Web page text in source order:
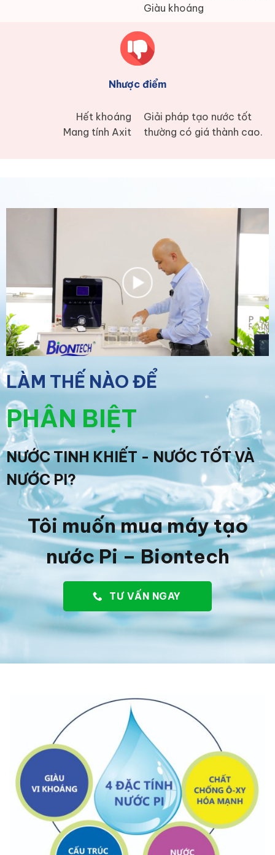
Giàu khoáng
Hết khoáng
Mang tính Axit
Nhược điểm
Giải pháp tạo nước tốt
thường có giá thành cao.
LÀM THẾ NÀO ĐỂ
PHÂN BIỆT
NƯỚC TINH KHIẾT - NƯỚC TỐT VÀ
NƯỚC PI?
Tôi muốn mua máy tạo
nước Pi – Biontech
TƯ VẤN NGAY